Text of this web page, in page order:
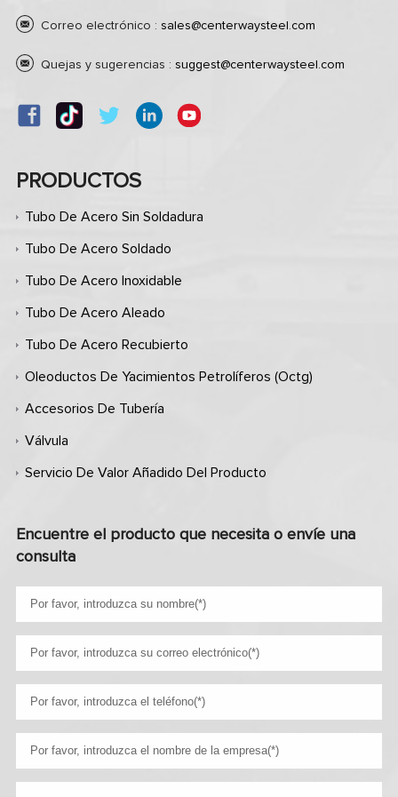
Correo electrónico : sales@centerwaysteel.com
Quejas y sugerencias : suggest@centerwaysteel.com
PRODUCTOS
Tubo De Acero Sin Soldadura
Tubo De Acero Soldado
Tubo De Acero Inoxidable
Tubo De Acero Aleado
Tubo De Acero Recubierto
Oleoductos De Yacimientos Petrolíferos (octg)
Accesorios De Tubería
Válvula
Servicio De Valor Añadido Del Producto
Encuentre el producto que necesita o envíe una
consulta